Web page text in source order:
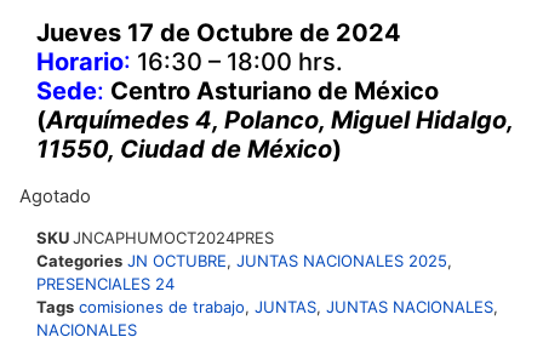
Jueves 17 de Octubre de 2024
Horario: 16:30 – 18:00 hrs.
Sede: Centro Asturiano de México
(Arquímedes 4, Polanco, Miguel Hidalgo,
11550, Ciudad de México)
Agotado
SKUJNCAPHUMOCT2024PRES
Categories JN OCTUBRE, JUNTAS NACIONALES 2025,
PRESENCIALES 24
Tags comisiones de trabajo, JUNTAS, JUNTAS NACIONALES,
NACIONALES